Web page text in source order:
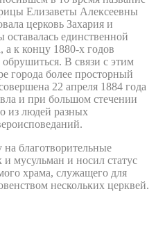
Елизаветы Алексеевны
церковь Захария и
оставалась единственной
а к концу 1880-х годов
В связи с этим
города более просторный
22 апреля 1884 года
и при большом стечении
из людей разных
благотворительные
и мусульман и носил статус
храма, служащего для
нескольких церквей.